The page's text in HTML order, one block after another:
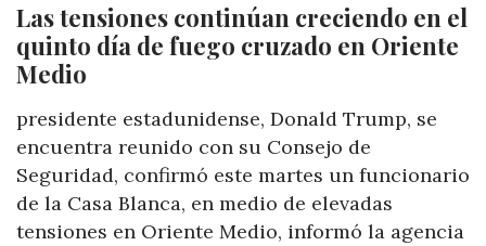
Las tensiones continúan creciendo en el
quinto día de fuego cruzado en Oriente
Medio
presidente estadunidense, Donald Trump, se
encuentra reunido con su Consejo de
Seguridad, confirmó este martes un funcionario
de la Casa Blanca, en medio de elevadas
tensiones en Oriente Medio, informó la agencia